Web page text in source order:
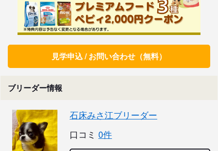
見学申込 / お問い合わせ（無料）
ブリーダー情報
石床みさ江ブリーダー
口コミ 0件